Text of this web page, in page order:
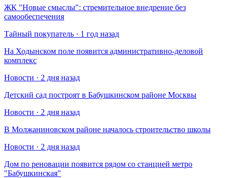
​ЖК "Новые смыслы": стремительное внедрение без
самообеспечения
Тайный покупатель · 1 год назад
На Ходынском поле появится административно-деловой
комплекс
Новости · 2 дня назад
Детский сад построят в Бабушкинском районе Москвы
Новости · 2 дня назад
В Молжаниновском районе началось строительство школы
Новости · 2 дня назад
Дом по реновации появится рядом со станцией метро
"Бабушкинская"